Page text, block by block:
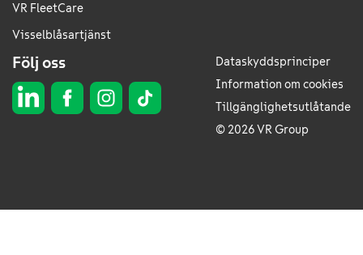
VR FleetCare
Visselblåsartjänst
Följ oss
Dataskyddsprinciper
Information om cookies
Tillgänglighetsutlåtande
© 2026 VR Group